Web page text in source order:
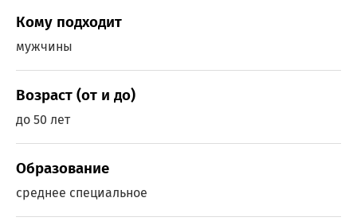
Кому подходит
мужчины
Возраст (от и до)
до 50 лет
Образование
среднее специальное